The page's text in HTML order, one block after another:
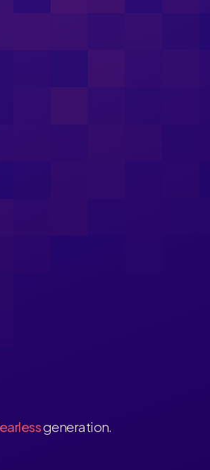
generation.